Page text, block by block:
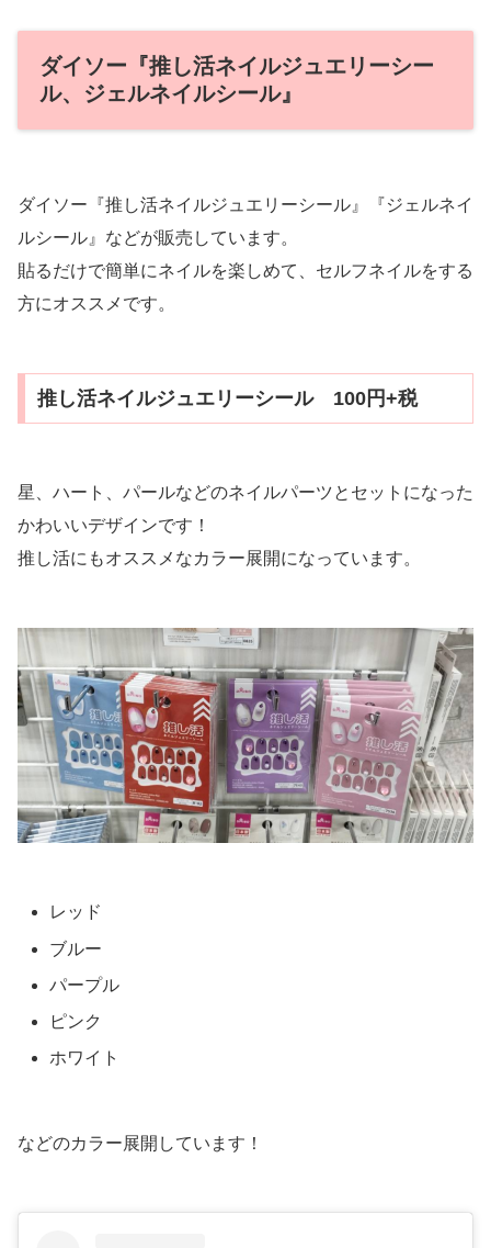
ダイソー『推し活ネイルジュエリーシー
ル、ジェルネイルシール』
ダイソー『推し活ネイルジュエリーシール』『ジェルネイ
ルシール』などが販売しています。
貼るだけで簡単にネイルを楽しめて、セルフネイルをする
方にオススメです。
推し活ネイルジュエリーシール 100円+税
星、ハート、パールなどのネイルパーツとセットになった
かわいいデザインです！
推し活にもオススメなカラー展開になっています。
レッド
ブルー
パープル
ピンク
ホワイト
などのカラー展開しています！